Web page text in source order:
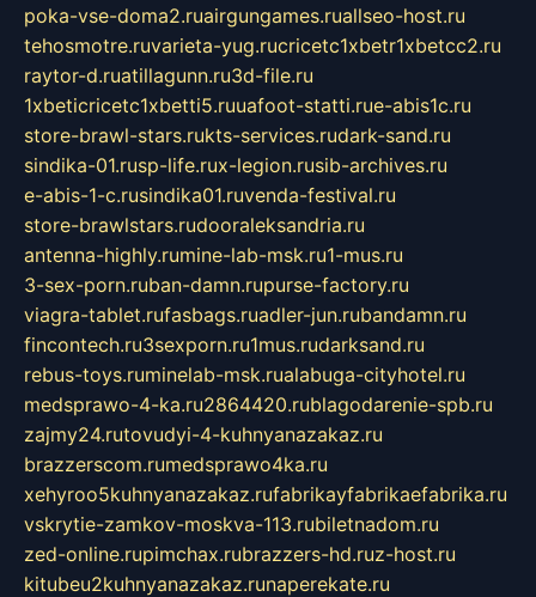
poka-vse-doma2.ruairgungames.ruallseo-host.ru
tehosmotre.ruvarieta-yug.rucricetc1xbetr1xbetcc2.ru
raytor-d.ruatillagunn.ru3d-file.ru
1xbeticricetc1xbetti5.ruuafoot-statti.rue-abis1c.ru
store-brawl-stars.rukts-services.rudark-sand.ru
sindika-01.rusp-life.rux-legion.rusib-archives.ru
e-abis-1-c.rusindika01.ruvenda-festival.ru
store-brawlstars.rudooraleksandria.ru
antenna-highly.rumine-lab-msk.ru1-mus.ru
3-sex-porn.ruban-damn.rupurse-factory.ru
viagra-tablet.rufasbags.ruadler-jun.rubandamn.ru
fincontech.ru3sexporn.ru1mus.rudarksand.ru
rebus-toys.ruminelab-msk.rualabuga-cityhotel.ru
medsprawo-4-ka.ru2864420.rublagodarenie-spb.ru
zajmy24.rutovudyi-4-kuhnyanazakaz.ru
brazzerscom.rumedsprawo4ka.ru
xehyroo5kuhnyanazakaz.rufabrikayfabrikaefabrika.ru
vskrytie-zamkov-moskva-113.rubiletnadom.ru
zed-online.rupimchax.rubrazzers-hd.ruz-host.ru
kitubeu2kuhnyanazakaz.runaperekate.ru